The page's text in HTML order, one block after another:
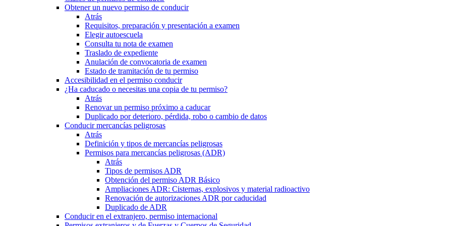
Obtener un nuevo permiso de conducir
Atrás
Requisitos, preparación y presentación a examen
Elegir autoescuela
Consulta tu nota de examen
Traslado de expediente
Anulación de convocatoria de examen
Estado de tramitación de tu permiso
Accesibilidad en el permiso conducir
¿Ha caducado o necesitas una copia de tu permiso?
Atrás
Renovar un permiso próximo a caducar
Duplicado por deterioro, pérdida, robo o cambio de datos
Conducir mercancías peligrosas
Atrás
Definición y tipos de mercancías peligrosas
Permisos para mercancías peligrosas (ADR)
Atrás
Tipos de permisos ADR
Obtención del permiso ADR Básico
Ampliaciones ADR: Cisternas, explosivos y material radioactivo
Renovación de autorizaciones ADR por caducidad
Duplicado de ADR
Conducir en el extranjero, permiso internacional